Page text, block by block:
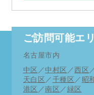
ご訪問可能エ
名古屋市内
中区 ／中村区 ／ 西区
天白区 ／ 千種区 ／ 昭
港区 ／南区 ／ 緑区